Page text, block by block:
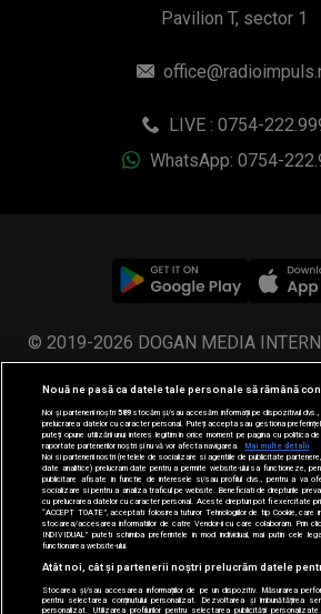
Pavilion T, sector 1
LIVE : 0754-
WhatsApp: 0754-
© 2019-2026 DOGAN MEDIA
drepturile
Nouă ne pasă ca datele tale personale să rămână
Noi și partenerii noștri589stocăm și/sau accesăm informații pe dispozitivul dvs.,
prelucrarea datelor cu caracter personal. Puteți accepta sau gestiona
puteți opune utilizării unui interes legitim în orice moment pe pagina cu politica
raportate partenerilor noștri și nu vă vor afecta navigarea.
Mai multe detalii
Noi si partenerii nostri (retelele de socializare si agentiile de publicitate
date analitice) prelucram date pentru a permite website-ului sa functioneze,
publicitare afisate in functie de interesele si/sau profilul dvs., pentru a va
socializare si pentru a analiza traficul pe website. Beneficiati de drepturile
cu prelucrarea datelor cu caracter personal. Aceste drepturi pot fi exercitate
“ACCEPT TOATE”, acceptati folosirea tuturor Tehnologiilor de tip Cookie, care
stocarea/accesarea informatiilor de catre Vendor-ii cu care colaboram. Prin
INDIVIDUAL” puteti schimba preferintele in mod individual, mai putin cele
functionarea website-ului.
Atât noi, cât și partenerii noștri prelucrăm datele
Stocarea și/sau accesarea informațiilor de pe un dispozitiv. Măsurarea
pentru selectarea conținutului personalizat. Dezvoltarea și îmbunătățirea
personalizat. Utilizarea profilurilor pentru selectarea publicității